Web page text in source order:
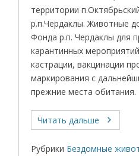
территории
р.п.Чердаклы. Животные
Фонда р.п. Чердаклы для
карантинных
кастрации, вакцинации
маркирования с
прежние места
Читать дальше
Рубрики Бездомные